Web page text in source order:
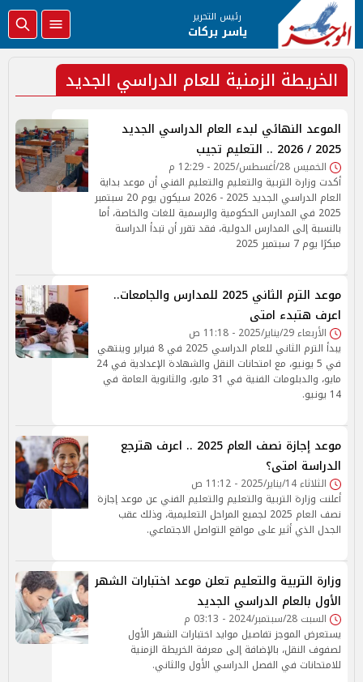
رئيس التحرير
ياسر بركات
الخريطة الزمنية للعام الدراسي الجديد
الموعد النهائي لبدء العام الدراسي الجديد
2025 / 2026 .. التعليم تجيب
الخميس 28/أغسطس/2025 - 12:29 م
أكدت وزارة التربية والتعليم والتعليم الفني أن موعد بداية
العام الدراسي الجديد 2025 - 2026 سيكون يوم 20 سبتمبر
2025 في المدارس الحكومية والرسمية للغات والخاصة، أما
بالنسبة إلى المدارس الدولية، فقد تقرر أن تبدأ الدراسة
مبكرًا يوم 7 سبتمبر 2025
موعد الترم الثاني 2025 للمدارس والجامعات..
اعرف هتبدء امتى
الأربعاء 29/يناير/2025 - 11:18 ص
يبدأ الترم الثاني للعام الدراسي 2025 في 8 فبراير وينتهي
في 5 يونيو، مع امتحانات النقل والشهادة الإعدادية في 24
مايو، والدبلومات الفنية في 31 مايو، والثانوية العامة في
14 يونيو.
موعد إجازة نصف العام 2025 .. اعرف هترجع
الدراسة امتى؟
الثلاثاء 14/يناير/2025 - 11:12 ص
أعلنت وزارة التربية والتعليم والتعليم الفني عن موعد إجازة
نصف العام 2025 لجميع المراحل التعليمية، وذلك عقب
الجدل الذي أثير على مواقع التواصل الاجتماعي.
وزارة التربية والتعليم تعلن موعد اختبارات الشهر
الأول بالعام الدراسي الجديد
السبت 28/سبتمبر/2024 - 03:13 م
يستعرض الموجز تفاصيل موايد اختبارات الشهر الأول
لصفوف النقل، بالإضافة إلى معرفة الخريطة الزمنية
للامتحانات في الفصل الدراسي الأول والثاني.